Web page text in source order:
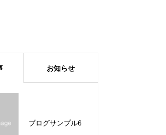
お知らせ
ブログサンプル6